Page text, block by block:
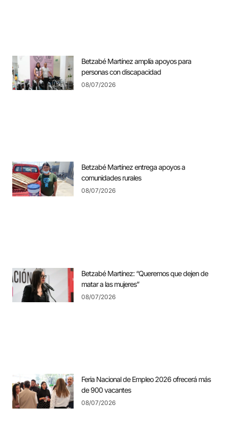
Betzabé Martínez amplía apoyos para
personas con discapacidad
08/07/2026
Betzabé Martínez entrega apoyos a
comunidades rurales
08/07/2026
Betzabé Martínez: “Queremos que dejen de
matar a las mujeres”
08/07/2026
Feria Nacional de Empleo 2026 ofrecerá más
de 900 vacantes
08/07/2026